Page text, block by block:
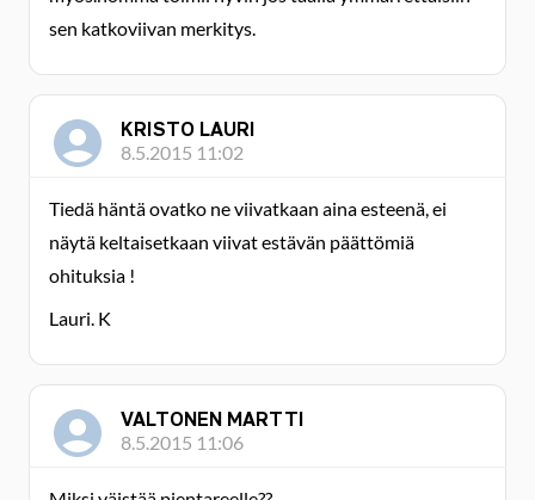
sen katkoviivan merkitys.
KRISTO LAURI
8.5.2015 11:02
Tiedä häntä ovatko ne viivatkaan aina esteenä, ei
näytä keltaisetkaan viivat estävän päättömiä
ohituksia !
Lauri. K
VALTONEN MARTTI
8.5.2015 11:06